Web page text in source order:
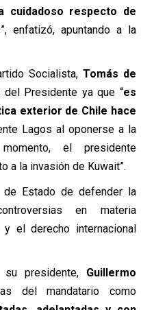
cuidadoso respecto de
”, enfatizó, apuntando a la
Socialista, Tomás de
del Presidente ya que “es
exterior de Chile hace
Lagos al oponerse a la
el presidente
a la invasión de Kuwait”.
de Estado de defender la
en materia
y el derecho internacional
presidente,Guillermo
del mandatario como